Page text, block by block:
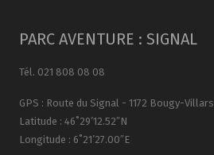
PARC AVENTURE : SIGNAL
Tél. 021 808 08 08
GPS : Route du Signal - 1172 Bougy-Villars
Latitude : 46˚29’12.52″N
Longitude : 6˚21’27.00″E